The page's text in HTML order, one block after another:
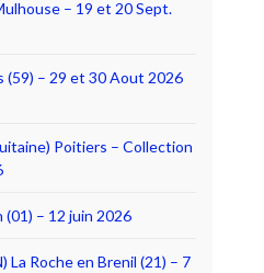
– 19 et 20 Sept.
(59) – 29 et 30 Aout 2026
Poitiers – Collection
(01) – 12 juin 2026
La Roche en Brenil (21) – 7